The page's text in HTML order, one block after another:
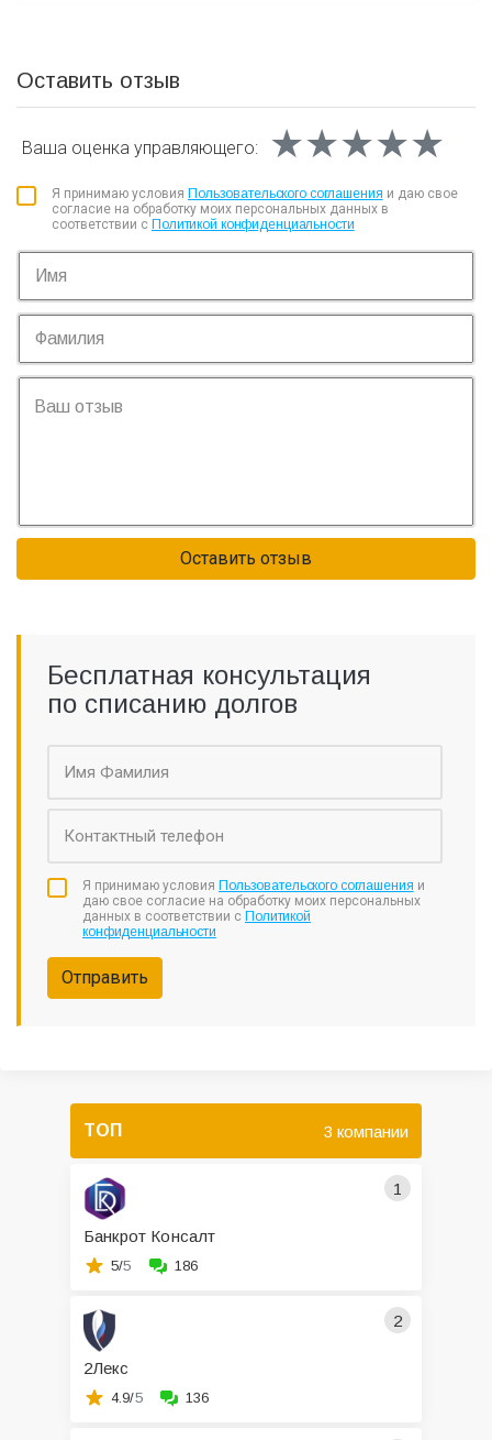
Оставить отзыв
Ваша оценка управляющего: ★★★★★
★★★★★
★★★★★
Я принимаю условия Пользовательского соглашения и даю свое
согласие на обработку моих персональных данных в
соответствии с Политикой конфиденциальности
Оставить отзыв
Бесплатная консультация
по списанию долгов
Я принимаю условия Пользовательского соглашения и
даю свое согласие на обработку моих персональных
данных в соответствии с Политикой
конфиденциальности
Отправить
ТОП 3 компании
1
Банкрот Консалт
5/5 186
2
2Лекс
4.9/5 136